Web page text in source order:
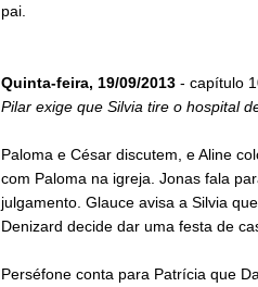
pai.
Quinta-feira, 19/09/2013- capítulo
Pilar exige que Silvia tire o hospital
Paloma e César discutem, e Aline
com Paloma na igreja. Jonas fala
julgamento. Glauce avisa a Silvia
Denizard decide dar uma festa de
Perséfone conta para Patrícia que